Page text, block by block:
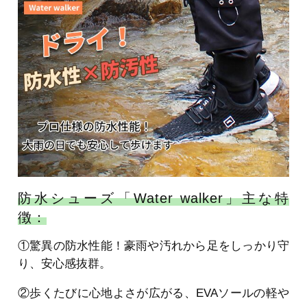
防水シューズ「Water walker」主な特
徴：
①驚異の防水性能！豪雨や汚れから足をしっかり守
り、安心感抜群。
②歩くたびに心地よさが広がる、EVAソールの軽や